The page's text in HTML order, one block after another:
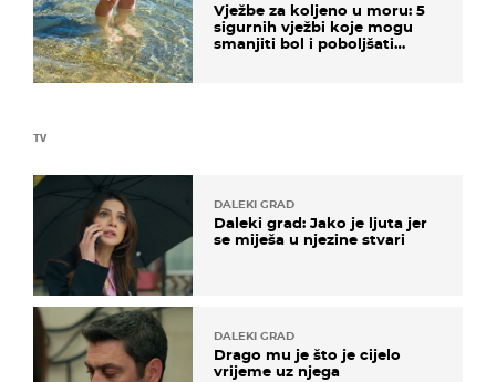
TV
DALEKI GRAD
Daleki grad: Jako je ljuta jer
se miješa u njezine stvari
DALEKI GRAD
Drago mu je što je cijelo
vrijeme uz njega
Vježbe za koljeno u moru: 5
sigurnih vježbi koje mogu
smanjiti bol i poboljšati